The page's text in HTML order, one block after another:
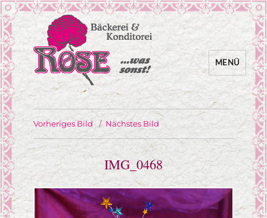
Bäckerei Rose
… was sonst!
MENÜ
Vorheriges Bild Nächstes Bild
IMG_0468